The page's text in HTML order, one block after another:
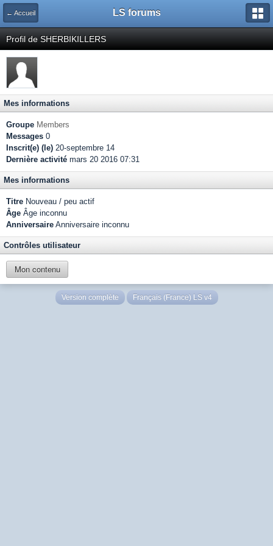
← Accueil LS forums
Profil de SHERBIKILLERS
Mes informations
Groupe Members
Messages 0
Inscrit(e) (le) 20-septembre 14
Dernière activité mars 20 2016 07:31
Mes informations
Titre Nouveau / peu actif
Âge Âge inconnu
Anniversaire Anniversaire inconnu
Contrôles utilisateur
Mon contenu
Version complète Français (France) LS v4